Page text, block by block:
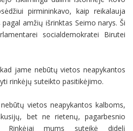
pirmininkavo, kaip reikalauja
amžių išrinktas Seimo narys. Ši
socialdemokratei Birutei
jame nebūtų vietos neapykantos
rinkėjų suteikto pasitikėjimo.
vietos neapykantos kalboms,
bet ne rietenų, pagarbesnio
Rinkėjai mums suteikė didelį